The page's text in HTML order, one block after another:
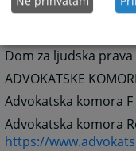
izbjeglica (CRPC)
Dom za ljudska prava
ADVOKATSKE
Advokatska komora F
Advokatska komora
https://